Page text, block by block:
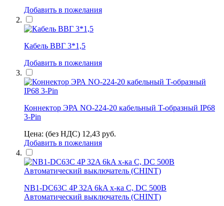
Добавить в пожелания
Кабель ВВГ 3*1,5
Добавить в пожелания
Коннектор ЭРА NO-224-20 кабельный T-образный IP68
3-Pin
Цена: (без НДС) 12,43 руб.
Добавить в пожелания
NB1-DC63C 4P 32A 6kA х-ка C, DC 500В
Автоматический выключатель (CHINT)